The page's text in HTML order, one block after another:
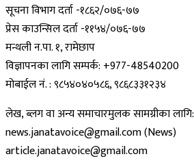
सूचना विभाग दर्ता -१८६२/०७६-७७
प्रेस काउन्सिल दर्ता -११५४/०७६-७७
मन्थली न.पा. १, रामेछाप
विज्ञापनका लागि सम्पर्क: +977-48540200
मोबाईल नं. : ९८५४०४०५८६, ९८६८३३१२३४
लेख, ब्लग वा अन्य समाचारमुलक सामग्रीका लागि:
news.janatavoice@gmail.com (News)
article.janatavoice@gmail.com